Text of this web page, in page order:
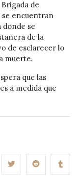
de
se encuentran
donde se
de la
de esclarecer lo
muerte.
que las
a medida que